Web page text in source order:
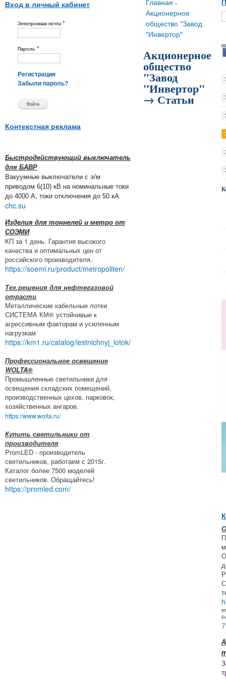
Вход в личный кабинет
Электронная почта *
Пароль *
Регистрация
Забыли пароль?
Контекстная реклама
Быстродействующий выключатель
для БАВР
Вакуумные выключатели с э/м
приводом 6(10) кВ на номинальные токи
до 4000 А, токи отключения до 50 кА
chc.su
Изделия для тоннелей и метро от
СОЭМИ
КП за 1 день. Гарантия высокого
качества и оптимальных цен от
российского производителя.
https://soemi.ru/product/metropoliten/
Тех.решения для нефтегазовой
отрасти
Металлические кабельные лотки
СИСТЕМА КМ® устойчивые к
агрессивным факторам и усиленным
нагрузкам
https://km1.ru/catalog/lestnichnyj_lotok/
Профессиональное освещение
WOLTA®
Промышленные светильники для
освещения складских помещений,
производственных цехов, парковок,
хозяйственных ангаров.
https://www.wolta.ru/
Купить светильники от
производителя
PromLED - производитель
светильников, работаем с 2015г.
Каталог более 7500 моделей
светильников. Обращайтесь!
https://promled.com/
Вы здесь
Главная »
Акционерное
общество "Завод
"Инвертор"
Акционерное
общество
"Завод
"Инвертор"
→ Статьи